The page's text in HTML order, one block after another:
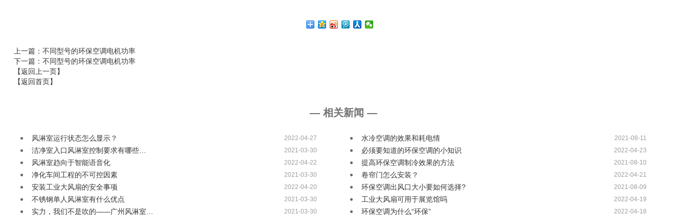
上一篇：不同型号的环保空调电机功率
下一篇：不同型号的环保空调电机功率
【返回上一页】
【返回首页】
— 相关新闻 —
风淋室运行状态怎么显示？ 2022-04-27 水冷空调的效果和耗电情 2021-08-11
洁净室入口风淋室控制要求有哪些… 2021-03-30 必须要知道的环保空调的小知识 2022-04-23
风淋室趋向于智能语音化 2022-04-22 提高环保空调制冷效果的方法 2021-08-10
净化车间工程的不可控因素 2021-03-30 卷帘门怎么安装？ 2022-04-21
安装工业大风扇的安全事项 2022-04-20 环保空调出风口大小要如何选择? 2021-08-09
不锈钢单人风淋室有什么优点 2021-03-30 工业大风扇可用于展览馆吗 2022-04-19
实力，我们不是吹的——广州风淋室… 2021-03-30 环保空调为什么“环保” 2022-04-18